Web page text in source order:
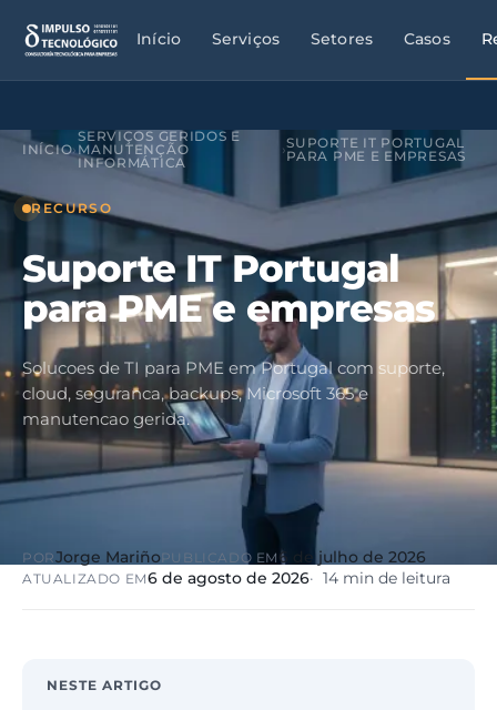
Início Serviços Setores Casos
INÍCIO›
SERVIÇOS GERIDOS E
MANUTENÇÃO
INFORMÁTICA
›SUPORTE IT PORTUGAL
PARA PME E EMPRESAS
RECURSO
Suporte IT Portugal
para PME e empresas
Solucoes de TI para PME em Portugal com suporte,
cloud, seguranca, backups, Microsoft 365 e
manutencao gerida.
PORJorge MariñoPUBLICADO EM 6 de julho de 2026
ATUALIZADO EM6 de agosto de 2026 14 min de leitura
NESTE ARTIGO